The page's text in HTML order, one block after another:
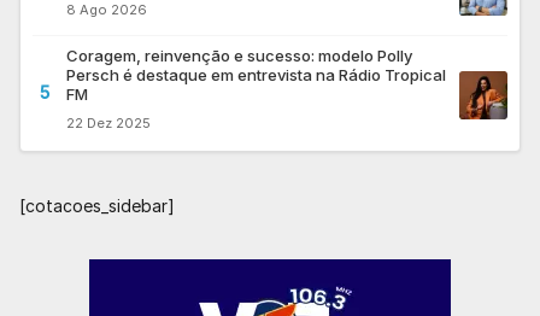
8 Ago 2026
5
Coragem, reinvenção e sucesso: modelo Polly
Persch é destaque em entrevista na Rádio Tropical
FM
22 Dez 2025
[cotacoes_sidebar]